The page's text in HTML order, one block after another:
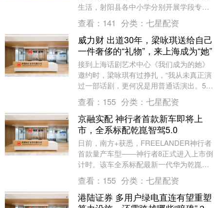
生活，射阳县各中小学分别开展学段专属
的期末最后一课特色主题活动。让学生带
着收获与期许，平....
查看： 141 分类： 七星配资
威力财 出道30年，梁咏琪送给自己
一件奢侈的“礼物”，来上海成为“她”
接到上海话剧艺术中心《我们成为的她》
邀约时，梁咏琪有过挣扎，“我从未真正演
过一部话剧，更何况是用普通话演出。50
岁这一年，要不要给自己这样一个巨大的
挑战？” 7....
查看： 155 分类： 七星配资
京融实配 神行者首款新车即将上
市，全系标配乾崑智驾5.0
日前，南方+获悉，FREELANDER神行者
首款量产车型——神行者8正式进入上市倒
计时。该车全系标配最新一代华为乾崑智
驾ADS 5.0，即将以“豪华科技全地形S....
查看： 155 分类： 七星配资
港陆证券 多用户绿电直连有望重塑